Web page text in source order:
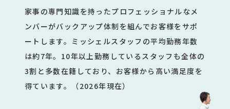
家事の専門知識を持ったプロフェッショナルなメ
ンバーがバックアップ体制を組んでお客様をサポ
ートします。ミッシェルスタッフの平均勤務年数
は約7年。10年以上勤務しているスタッフも全体の
3割と多数在籍しており、お客様から高い満足度を
得ています。（2026年現在）